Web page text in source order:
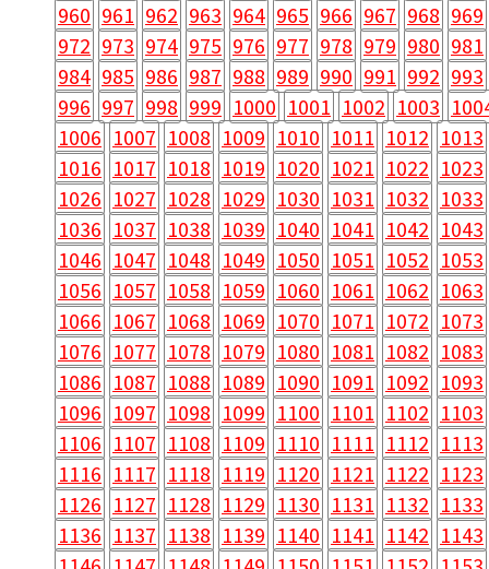
960 961 962 963 964 965 966 967 968 969
972 973 974 975 976 977 978 979 980 981
984 985 986 987 988 989 990 991 992 993
996 997 998 999 1000 1001 1002 1003
1006 1007 1008 1009 1010 1011 1012 1013
1016 1017 1018 1019 1020 1021 1022 1023
1026 1027 1028 1029 1030 1031 1032 1033
1036 1037 1038 1039 1040 1041 1042 1043
1046 1047 1048 1049 1050 1051 1052 1053
1056 1057 1058 1059 1060 1061 1062 1063
1066 1067 1068 1069 1070 1071 1072 1073
1076 1077 1078 1079 1080 1081 1082 1083
1086 1087 1088 1089 1090 1091 1092 1093
1096 1097 1098 1099 1100 1101 1102 1103
1106 1107 1108 1109 1110 1111 1112 1113
1116 1117 1118 1119 1120 1121 1122 1123
1126 1127 1128 1129 1130 1131 1132 1133
1136 1137 1138 1139 1140 1141 1142 1143